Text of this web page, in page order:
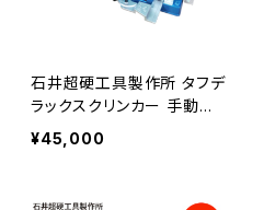
石井超硬工具製作所 タフデ
ラックスクリンカー 手動タ
イル切断機 CPM-320TLB
切巾320mm 延長ベース1
¥45,000